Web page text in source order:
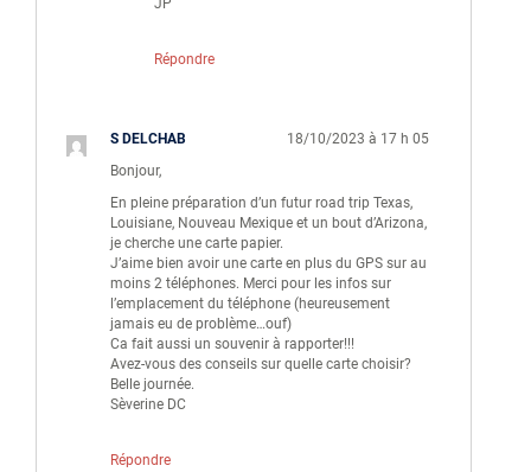
JP
Répondre
S DELCHAB
18/10/2023 à 17 h 05
Bonjour,
En pleine préparation d’un futur road trip Texas,
Louisiane, Nouveau Mexique et un bout d’Arizona,
je cherche une carte papier.
J’aime bien avoir une carte en plus du GPS sur au
moins 2 téléphones. Merci pour les infos sur
l’emplacement du téléphone (heureusement
jamais eu de problème…ouf)
Ca fait aussi un souvenir à rapporter!!!
Avez-vous des conseils sur quelle carte choisir?
Belle journée.
Sèverine DC
Répondre